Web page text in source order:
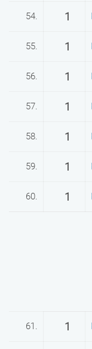
54. 1
55. 1
56. 1
57. 1
58. 1
59. 1
60. 1
61. 1